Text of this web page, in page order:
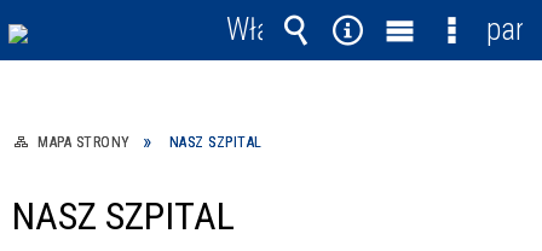
MAPA STRONY NASZ SZPITAL
NASZ SZPITAL
Włącz
powiadomienia
Wyszukiwarka
Narzędzia
MenuMenu